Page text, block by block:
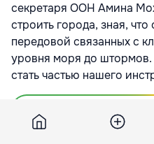
секретаря ООН Амина
строить города, зная,
передовой связанных с
уровня моря до штормов.
стать частью нашего